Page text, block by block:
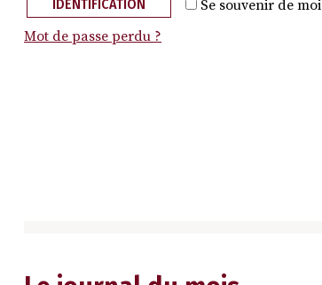
Se souvenir de moi
IDENTIFICATION
Mot de passe perdu ?